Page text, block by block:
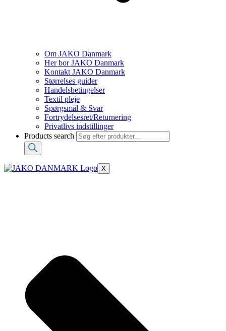
Om JAKO Danmark
Her bor JAKO Danmark
Kontakt JAKO Danmark
Størrelses guider
Handelsbetingelser
Textil pleje
Spørgsmål & Svar
Fortrydelsesret/Returnering
Privatlivs indstillinger
Products search
X